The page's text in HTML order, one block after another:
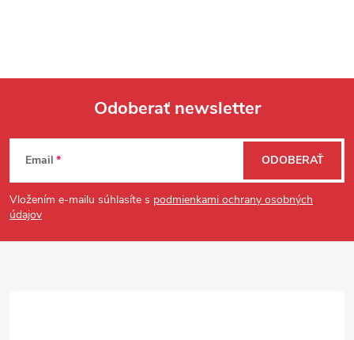
Zápätie
Odoberať newsletter
Email
Vložením e-mailu súhlasíte s podmienkami ochrany osobných
údajov
ODOBERAŤ